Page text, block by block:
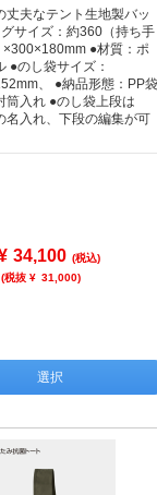
丈夫なテント生地製バッ
サイズ：約360（持ち手
●材質：ポ
●のし袋サイズ：
、 ●納品形態：PP袋
筒入れ ●のし袋上段は
名入れ、下段の編集が可
34,100 (税込)
(税抜 ¥ 31,000)
選択